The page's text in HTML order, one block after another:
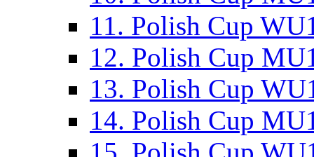
11. Polish Cup
12. Polish Cup
13. Polish Cup
14. Polish Cup